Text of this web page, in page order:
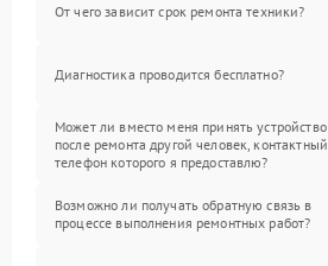
От чего зависит срок ремонта техники?
Диагностика проводится бесплатно?
Может ли вместо меня принять устройство
после ремонта другой человек, контактный
телефон которого я предоставлю?
Возможно ли получать обратную связь в
процессе выполнения ремонтных работ?